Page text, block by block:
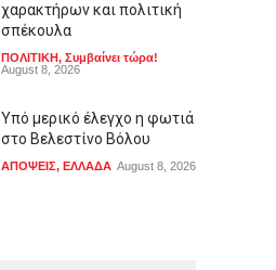
χαρακτήρων και πολιτική
σπέκουλα
ΠΟΛΙΤΙΚΗ, Συμβαίνει τώρα!
August 8, 2026
Υπό μερικό έλεγχο η φωτιά
στο Βελεστίνο Βόλου
ΑΠΟΨΕΙΣ, ΕΛΛΑΔΑ August 8, 2026